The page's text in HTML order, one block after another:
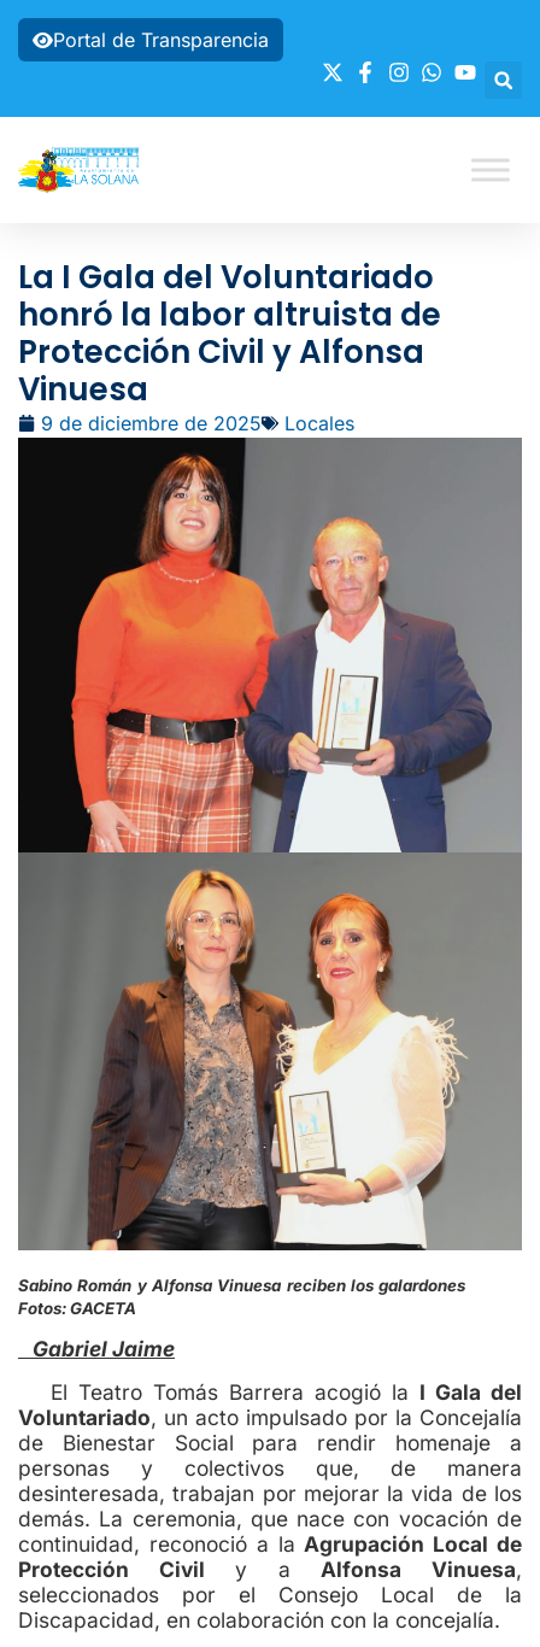
Portal de Transparencia
La I Gala del Voluntariado
honró la labor altruista de
Protección Civil y Alfonsa
Vinuesa
9 de diciembre de 2025 Locales
Sabino Román y Alfonsa Vinuesa reciben los galardones
Fotos: GACETA
Gabriel Jaime
El Teatro Tomás Barrera acogió la I Gala del
Voluntariado, un acto impulsado por la Concejalía
de Bienestar Social para rendir homenaje a
personas y colectivos que, de manera
desinteresada, trabajan por mejorar la vida de los
demás. La ceremonia, que nace con vocación de
continuidad, reconoció a la Agrupación Local de
Protección Civil y a Alfonsa Vinuesa,
seleccionados por el Consejo Local de la
Discapacidad, en colaboración con la concejalía.